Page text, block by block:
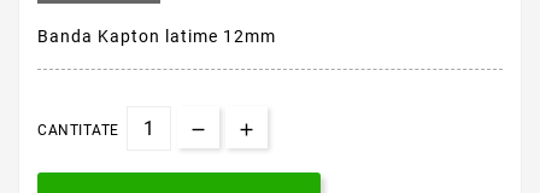
Banda Kapton latime 12mm
CANTITATE